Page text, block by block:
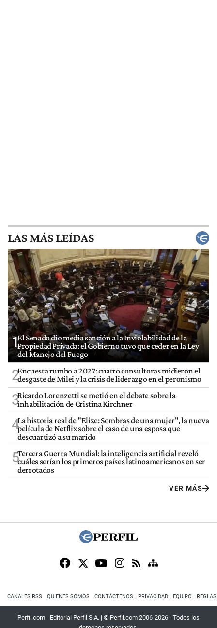
LAS MÁS LEÍDAS
1El Senado dio media sanción a la Inviolabilidad de la
Propiedad Privada: el Gobierno tuvo que ceder en la Ley
del Manejo del Fuego
2Encuesta rumbo a 2027: cuatro consultoras midieron el
desgaste de Milei y la crisis de liderazgo en el peronismo
3Ricardo Lorenzetti se metió en el debate sobre la
inhabilitación de Cristina Kirchner
4La historia real de "Elize: Sombras de una mujer", la nueva
película de Netflix sobre el caso de una esposa que
descuartizó a su marido
5Tercera Guerra Mundial: la inteligencia artificial reveló
cuáles serían los primeros países latinoamericanos en ser
derrotados
VER MÁS
CANALES RSS QUIENES SOMOS CONTÁCTENOS PRIVACIDAD EQUIPO
Perfil.com - Editorial Perfil S.A. | © Perfil.com 2006-2026 - Todos los